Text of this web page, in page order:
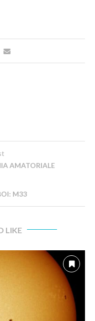
AMATORIALE
M33
LIKE